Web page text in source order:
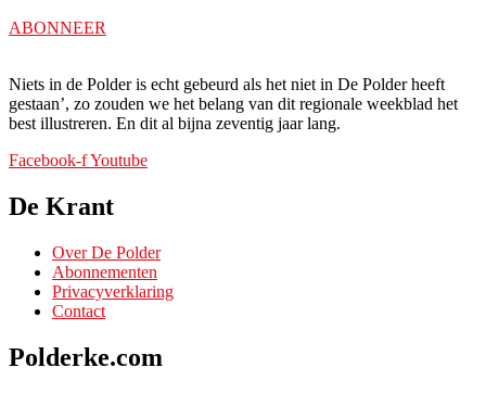
ABONNEER
Niets in de Polder is echt gebeurd als het niet in De Polder heeft
gestaan’, zo zouden we het belang van dit regionale weekblad het
best illustreren. En dit al bijna zeventig jaar lang.
Facebook-fYoutube
De Krant
Over De Polder
Abonnementen
Privacyverklaring
Contact
Polderke.com